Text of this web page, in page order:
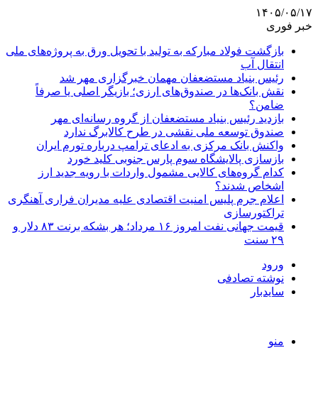
۱۴۰۵/۰۵/۱۷
خبر فوری
بازگشت فولاد مبارکه به تولید با تحویل ورق به پروژه‌های ملی
انتقال آب
رئیس بنیاد مستضعفان مهمان خبرگزاری مهر شد
نقش بانک‌ها در صندوق‌های ارزی؛ بازیگر اصلی یا صرفاً
ضامن؟
بازدید رئیس بنیاد مستضعفان از گروه رسانه‌ای مهر
صندوق توسعه ملی نقشی در طرح کالابرگ ندارد
واکنش بانک مرکزی به ادعای ترامپ درباره تورم ایران
بازسازی پالایشگاه سوم پارس جنوبی کلید خورد
کدام گروه‌های کالایی مشمول واردات با رویه جدید ارز
اشخاص شدند؟
اعلام جرم پلیس امنیت اقتصادی علیه مدیران فراری آهنگری
تراکتورسازی
قیمت جهانی نفت امروز ۱۶ مرداد؛ هر بشکه برنت ۸۳ دلار و
۲۹ سنت
ورود
نوشته تصادفی
سایدبار
منو